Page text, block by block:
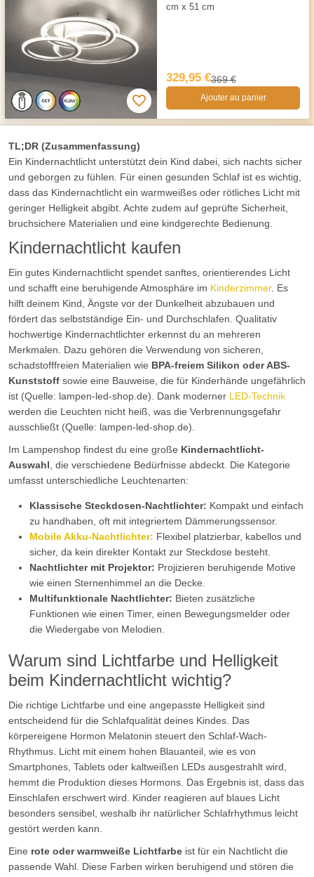
cm x 51 cm
329,95 €369 €
Ajouter au panier
TL;DR (Zusammenfassung)
Ein Kindernachtlicht unterstützt dein Kind dabei, sich nachts sicher
und geborgen zu fühlen. Für einen gesunden Schlaf ist es wichtig,
dass das Kindernachtlicht ein warmweißes oder rötliches Licht mit
geringer Helligkeit abgibt. Achte zudem auf geprüfte Sicherheit,
bruchsichere Materialien und eine kindgerechte Bedienung.
Kindernachtlicht kaufen
Ein gutes Kindernachtlicht spendet sanftes, orientierendes Licht
und schafft eine beruhigende Atmosphäre im Kinderzimmer. Es
hilft deinem Kind, Ängste vor der Dunkelheit abzubauen und
fördert das selbstständige Ein- und Durchschlafen. Qualitativ
hochwertige Kindernachtlichter erkennst du an mehreren
Merkmalen. Dazu gehören die Verwendung von sicheren,
schadstofffreien Materialien wie BPA-freiem Silikon oder ABS-
Kunststoff sowie eine Bauweise, die für Kinderhände ungefährlich
ist (Quelle: lampen-led-shop.de). Dank moderner LED-Technik
werden die Leuchten nicht heiß, was die Verbrennungsgefahr
ausschließt (Quelle: lampen-led-shop.de).
Im Lampenshop findest du eine große Kindernachtlicht-
Auswahl , die verschiedene Bedürfnisse abdeckt. Die Kategorie
umfasst unterschiedliche Leuchtenarten:
Klassische Steckdosen-Nachtlichter: Kompakt und einfach
zu handhaben, oft mit integriertem Dämmerungssensor.
Mobile Akku-Nachtlichter: Flexibel platzierbar, kabellos und
sicher, da kein direkter Kontakt zur Steckdose besteht.
Nachtlichter mit Projektor: Projizieren beruhigende Motive
wie einen Sternenhimmel an die Decke.
Multifunktionale Nachtlichter: Bieten zusätzliche
Funktionen wie einen Timer, einen Bewegungsmelder oder
die Wiedergabe von Melodien.
Warum sind Lichtfarbe und Helligkeit
beim Kindernachtlicht wichtig?
Die richtige Lichtfarbe und eine angepasste Helligkeit sind
entscheidend für die Schlafqualität deines Kindes. Das
körpereigene Hormon Melatonin steuert den Schlaf-Wach-
Rhythmus. Licht mit einem hohen Blauanteil, wie es von
Smartphones, Tablets oder kaltweißen LEDs ausgestrahlt wird,
hemmt die Produktion dieses Hormons. Das Ergebnis ist, dass das
Einschlafen erschwert wird. Kinder reagieren auf blaues Licht
besonders sensibel, weshalb ihr natürlicher Schlafrhythmus leicht
gestört werden kann.
Eine rote oder warmweiße Lichtfarbe ist für ein Nachtlicht die
passende Wahl. Diese Farben wirken beruhigend und stören die